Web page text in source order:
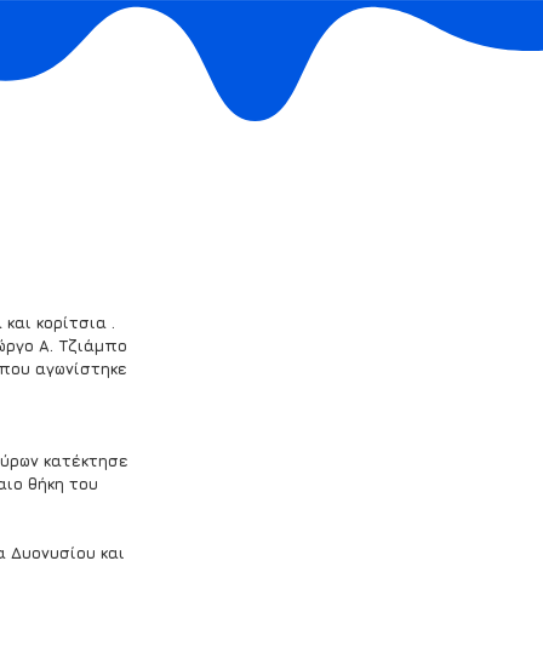
κορίτσια .
Α. Τζιάμπο
αγωνίστηκε
κατέκτησε
θήκη του
και